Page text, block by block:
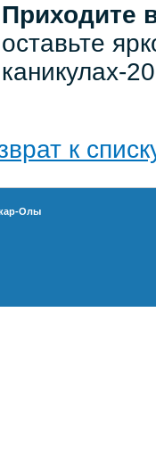
Приходите
оставьте
каникулах-
к
Олы